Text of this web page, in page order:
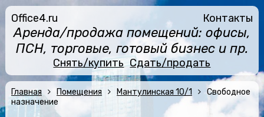
Office4.ru Контакты
Аренда/продажа помещений: офисы,
ПСН, торговые, готовый бизнес и пр.
Снять/купить Сдать/продать
Главная Помещения Мантулинская 10/1
Свободное
назначение